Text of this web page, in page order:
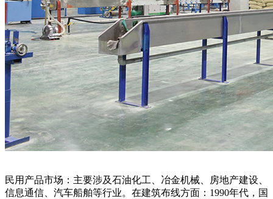
民用产品市场：主要涉及石油化工、冶金机械、房地产建设、
信息通信、汽车船舶等行业。在建筑布线方面：1990年代，国